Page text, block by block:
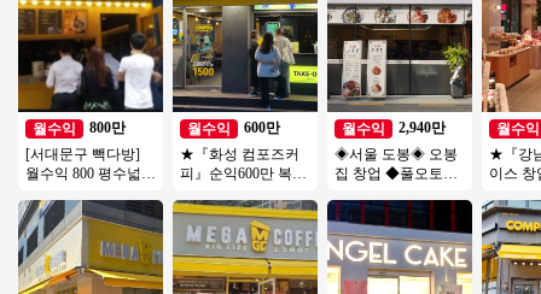
월수익
800만
[서대문구 빽다방]
월수익 800 평수넓고
오토 빽다방!
월수익
600만
★『화성 컴포즈커
피』순익600만 복합
자본창업 여성창업
투잡추천
월수익
2,940만
◈서울 도봉◈ 오봉
집 창업 ◆풀오토매
부창업/은퇴창업/수
익성창업
월수익
★『강
이스 창
만 투잡
업★